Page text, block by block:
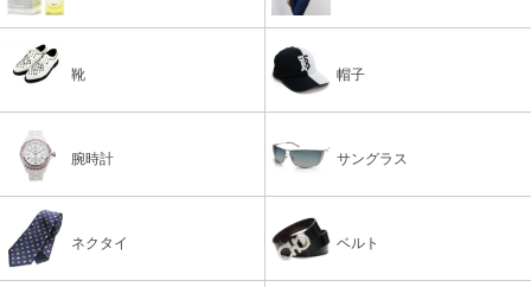
靴 帽子
腕時計 サングラス
ネクタイ ベルト